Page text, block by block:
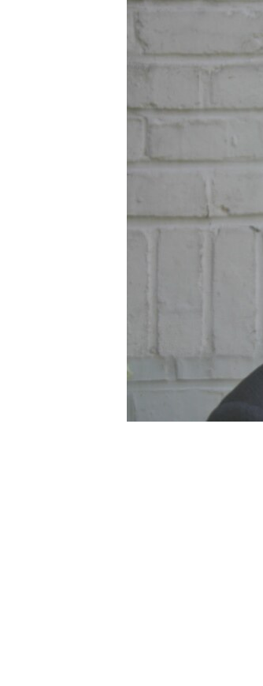
ПОДПИШИТЕСЬ НА РАССЫЛКУ